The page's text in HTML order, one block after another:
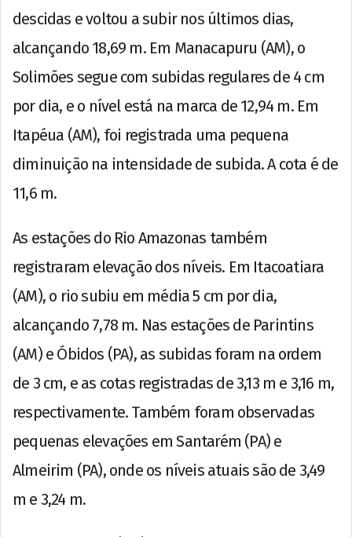
descidas e voltou a subir nos últimos dias,
alcançando 18,69 m. Em Manacapuru (AM), o
Solimões segue com subidas regulares de 4 cm
por dia, e o nível está na marca de 12,94 m. Em
Itapéua (AM), foi registrada uma pequena
diminuição na intensidade de subida. A cota é de
11,6 m.
As estações do Rio Amazonas também
registraram elevação dos níveis. Em Itacoatiara
(AM), o rio subiu em média 5 cm por dia,
alcançando 7,78 m. Nas estações de Parintins
(AM) e Óbidos (PA), as subidas foram na ordem
de 3 cm, e as cotas registradas de 3,13 m e 3,16 m,
respectivamente. Também foram observadas
pequenas elevações em Santarém (PA) e
Almeirim (PA), onde os níveis atuais são de 3,49
m e 3,24 m.